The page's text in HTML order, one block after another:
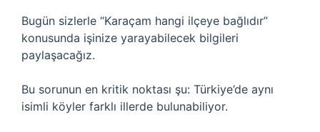
Bugün sizlerle “Karaçam hangi ilçeye bağlıdır”
konusunda işinize yarayabilecek bilgileri
paylaşacağız.
Bu sorunun en kritik noktası şu: Türkiye’de aynı
isimli köyler farklı illerde bulunabiliyor.